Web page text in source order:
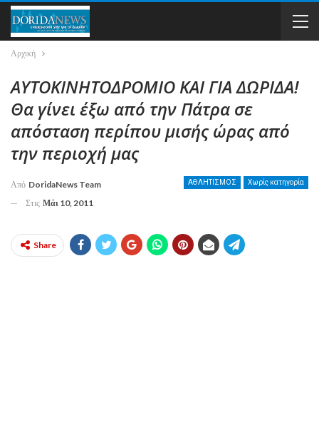
Αρχική
ΑΥΤΟΚΙΝΗΤΟΔΡΟΜΙΟ ΚΑΙ ΓΙΑ ΔΩΡΙΔΑ!
Θα γίνει έξω από την Πάτρα σε
απόσταση περίπου μισής ώρας από
την περιοχή μας
ΑΘΛΗΤΙΣΜΟΣ Χωρίς κατηγορία
Από DoridaNews Team
Στις Μάι 10, 2011
Share